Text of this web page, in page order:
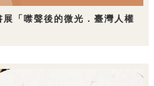
「噤聲後的微光．臺灣人權